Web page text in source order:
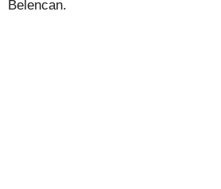
Belencan.